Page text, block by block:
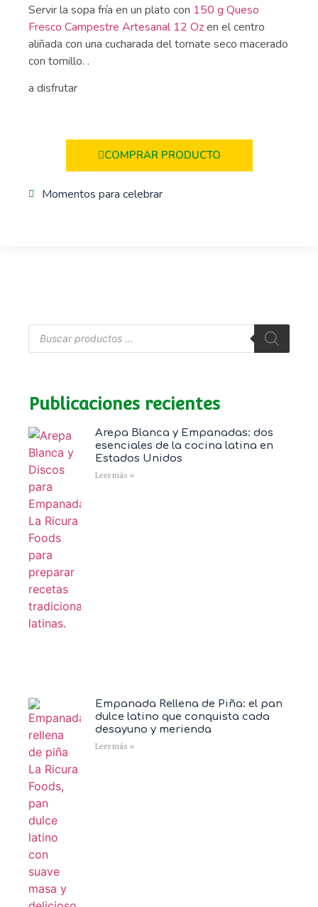
Servir la sopa fría en un plato con 150 g Queso
Fresco Campestre Artesanal 12 Ozen el centro
aliñada con una cucharada del tomate seco macerado
con tomillo. .
a disfrutar
COMPRAR PRODUCTO
Momentos para celebrar
Publicaciones recientes
Arepa Blanca y Empanadas: dos
esenciales de la cocina latina en
Estados Unidos
Leer más »
Empanada Rellena de Piña: el pan
dulce latino que conquista cada
desayuno y merienda
Leer más »